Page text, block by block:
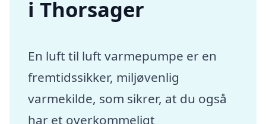
i Thorsager
En luft til luft varmepumpe er en
fremtidssikker, miljøvenlig
varmekilde, som sikrer, at du også
har et overkommeligt